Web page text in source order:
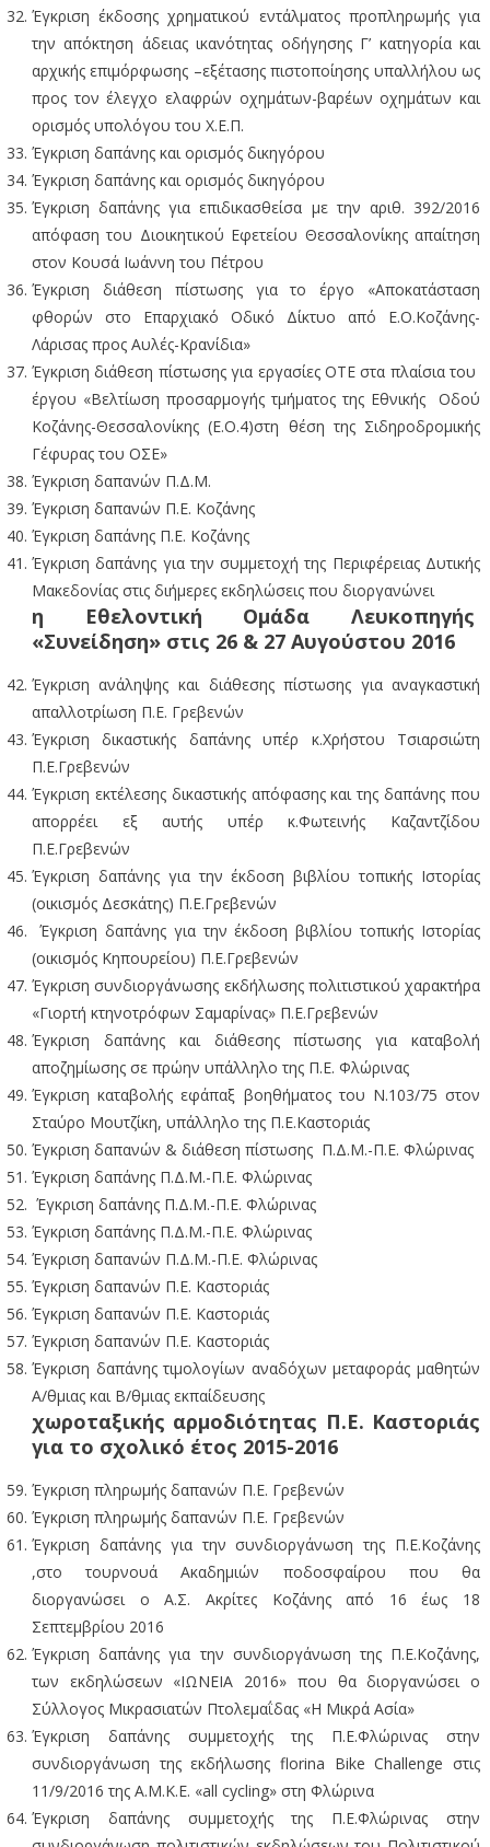
Έγκριση έκδοσης χρηματικού εντάλματος προπληρωμής για
την απόκτηση άδειας ικανότητας οδήγησης Γ’ κατηγορία και
αρχικής επιμόρφωσης –εξέτασης πιστοποίησης υπαλλήλου ως
προς τον έλεγχο ελαφρών οχημάτων-βαρέων οχημάτων και
ορισμός υπολόγου του Χ.Ε.Π.
Έγκριση δαπάνης και ορισμός δικηγόρου
Έγκριση δαπάνης και ορισμός δικηγόρου
Έγκριση δαπάνης για επιδικασθείσα με την αριθ. 392/2016
απόφαση του Διοικητικού Εφετείου Θεσσαλονίκης απαίτηση
στον Κουσά Ιωάννη του Πέτρου
Έγκριση διάθεση πίστωσης για το έργο «Αποκατάσταση
φθορών στο Επαρχιακό Οδικό Δίκτυο από Ε.Ο.Κοζάνης-
Λάρισας προς Αυλές-Κρανίδια»
Έγκριση διάθεση πίστωσης για εργασίες ΟΤΕ στα πλαίσια του
έργου «Βελτίωση προσαρμογής τμήματος της Εθνικής Οδού
Κοζάνης-Θεσσαλονίκης (Ε.Ο.4)στη θέση της Σιδηροδρομικής
Γέφυρας του ΟΣΕ»
Έγκριση δαπανών Π.Δ.Μ.
Έγκριση δαπανών Π.Ε. Κοζάνης
Έγκριση δαπάνης Π.Ε. Κοζάνης
Έγκριση δαπάνης για την συμμετοχή της Περιφέρειας Δυτικής
Μακεδονίας στις διήμερες εκδηλώσεις που διοργανώνει
η Εθελοντική Ομάδα Λευκοπηγής
«Συνείδηση» στις 26 & 27 Αυγούστου 2016
Έγκριση ανάληψης και διάθεσης πίστωσης για αναγκαστική
απαλλοτρίωση Π.Ε. Γρεβενών
Έγκριση δικαστικής δαπάνης υπέρ κ.Χρήστου Τσιαρσιώτη
Π.Ε.Γρεβενών
Έγκριση εκτέλεσης δικαστικής απόφασης και της δαπάνης που
απορρέει εξ αυτής υπέρ κ.Φωτεινής Καζαντζίδου
Π.Ε.Γρεβενών
Έγκριση δαπάνης για την έκδοση βιβλίου τοπικής Ιστορίας
(οικισμός Δεσκάτης) Π.Ε.Γρεβενών
Έγκριση δαπάνης για την έκδοση βιβλίου τοπικής Ιστορίας
(οικισμός Κηπουρείου) Π.Ε.Γρεβενών
Έγκριση συνδιοργάνωσης εκδήλωσης πολιτιστικού χαρακτήρα
«Γιορτή κτηνοτρόφων Σαμαρίνας» Π.Ε.Γρεβενών
Έγκριση δαπάνης και διάθεσης πίστωσης για καταβολή
αποζημίωσης σε πρώην υπάλληλο της Π.Ε. Φλώρινας
Έγκριση καταβολής εφάπαξ βοηθήματος του Ν.103/75 στον
Σταύρο Μουτζίκη, υπάλληλο της Π.Ε.Καστοριάς
Έγκριση δαπανών & διάθεση πίστωσης Π.Δ.Μ.-Π.Ε. Φλώρινας
Έγκριση δαπάνης Π.Δ.Μ.-Π.Ε. Φλώρινας
Έγκριση δαπάνης Π.Δ.Μ.-Π.Ε. Φλώρινας
Έγκριση δαπάνης Π.Δ.Μ.-Π.Ε. Φλώρινας
Έγκριση δαπανών Π.Δ.Μ.-Π.Ε. Φλώρινας
Έγκριση δαπανών Π.Ε. Καστοριάς
Έγκριση δαπανών Π.Ε. Καστοριάς
Έγκριση δαπανών Π.Ε. Καστοριάς
Έγκριση δαπάνης τιμολογίων αναδόχων μεταφοράς μαθητών
Α/θμιας και Β/θμιας εκπαίδευσης
χωροταξικής αρμοδιότητας Π.Ε. Καστοριάς
για το σχολικό έτος 2015-2016
Έγκριση πληρωμής δαπανών Π.Ε. Γρεβενών
Έγκριση πληρωμής δαπανών Π.Ε. Γρεβενών
Έγκριση δαπάνης για την συνδιοργάνωση της Π.Ε.Κοζάνης
,στο τουρνουά Ακαδημιών ποδοσφαίρου που θα
διοργανώσει ο Α.Σ. Ακρίτες Κοζάνης από 16 έως 18
Σεπτεμβρίου 2016
Έγκριση δαπάνης για την συνδιοργάνωση της Π.Ε.Κοζάνης,
των εκδηλώσεων «ΙΩΝΕΙΑ 2016» που θα διοργανώσει ο
Σύλλογος Μικρασιατών Πτολεμαΐδας «Η Μικρά Ασία»
Έγκριση δαπάνης συμμετοχής της Π.Ε.Φλώρινας στην
συνδιοργάνωση της εκδήλωσης florina Bike Challenge στις
11/9/2016 της Α.Μ.Κ.Ε. «all cycling» στη Φλώρινα
Έγκριση δαπάνης συμμετοχής της Π.Ε.Φλώρινας στην